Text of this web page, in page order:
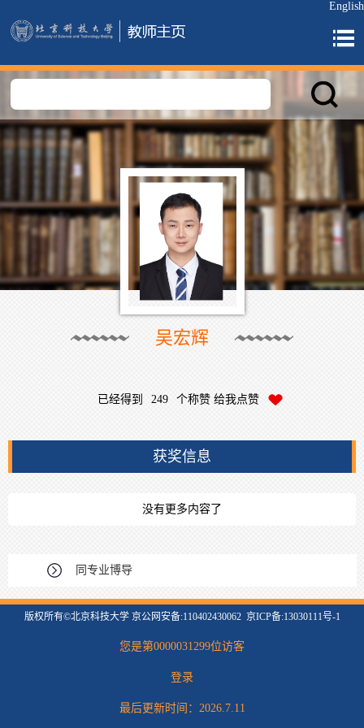
English
吴宏辉
已经得到 249 个称赞 给我点赞
获奖信息
没有更多内容了
同专业博导
版权所有©北京科技大学 京公网安备:110402430062 京ICP备:13030111号-1
您是第0000031299位访客
登录
最后更新时间： 2026.7.11